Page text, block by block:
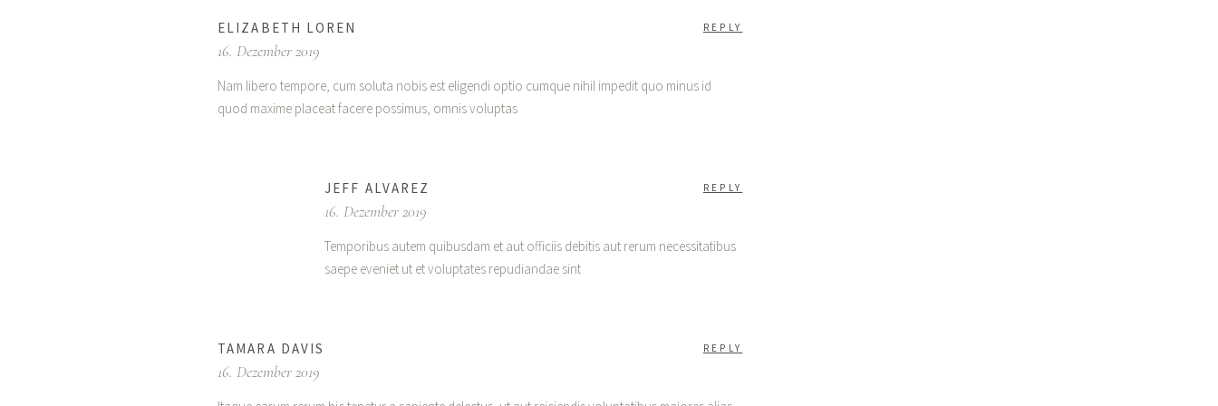
ELIZABETH LOREN REPLY
16. Dezember 2019
Nam libero tempore, cum soluta nobis est eligendi optio cumque nihil impedit quo minus id
quod maxime placeat facere possimus, omnis voluptas
JEFF ALVAREZ REPLY
16. Dezember 2019
Temporibus autem quibusdam et aut officiis debitis aut rerum necessitatibus
saepe eveniet ut et voluptates repudiandae sint
TAMARA DAVIS REPLY
16. Dezember 2019